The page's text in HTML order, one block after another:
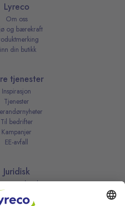
Lyreco
Om oss
og bærekraft
din butikk
tjenester
Inspirasjon
Tjenester
Til bedrifter
Kampanjer
EE-avfall
Juridisk